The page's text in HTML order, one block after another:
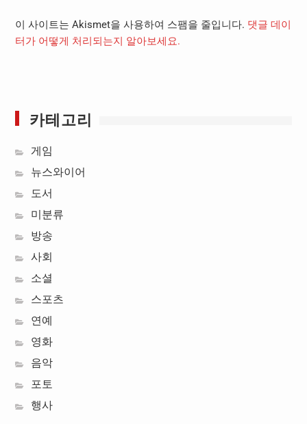
이 사이트는 Akismet을 사용하여 스팸을 줄입니다. 댓글 데이
터가 어떻게 처리되는지 알아보세요.
카테고리
게임
뉴스와이어
도서
미분류
방송
사회
소셜
스포츠
연예
영화
음악
포토
행사